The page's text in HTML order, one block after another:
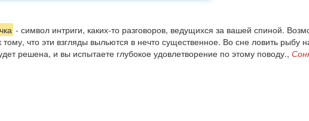
- символ интриги, каких-то разговоров, ведущихся за вашей спиной.
тому, что эти взгляды выльются в нечто существенное. Во сне ловить рыбу
решена, и вы испытаете глубокое удовлетворение по этому поводу.,